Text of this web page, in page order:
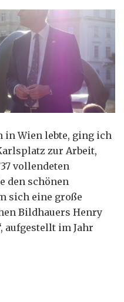
in Wien lebte, ging ich
zur Arbeit,
vollendeten
den schönen
sich eine große
Bildhauers Henry
aufgestellt im Jahr